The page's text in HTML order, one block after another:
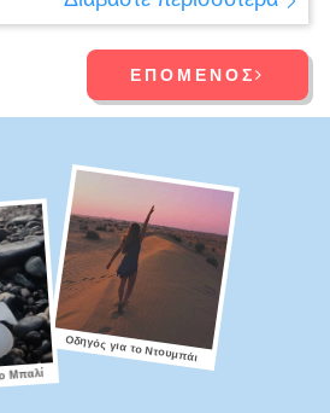
ΕΠΌΜΕΝΟΣ
Μπαλί
Οδηγός για το Ντουμπάι